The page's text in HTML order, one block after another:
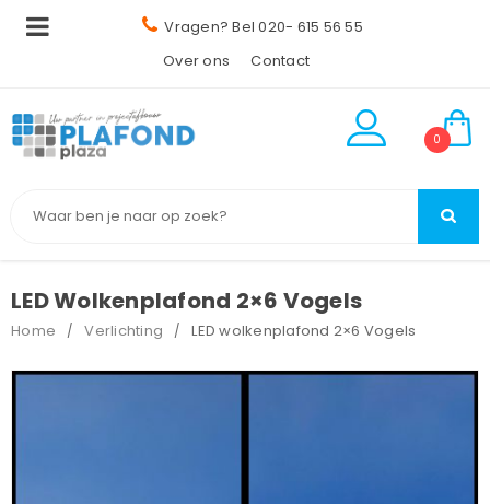
Vragen? Bel 020- 615 56 55
Over ons
Contact
0
LED Wolkenplafond 2×6 Vogels
Home / Verlichting / LED wolkenplafond 2×6 Vogels